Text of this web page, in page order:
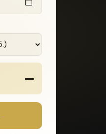
—